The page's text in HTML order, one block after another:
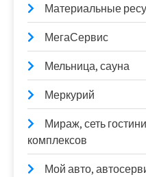
Материальные
МегаСервис
Мельница, сауна
Меркурий
Мираж, сеть
комплексов
Мой авто,